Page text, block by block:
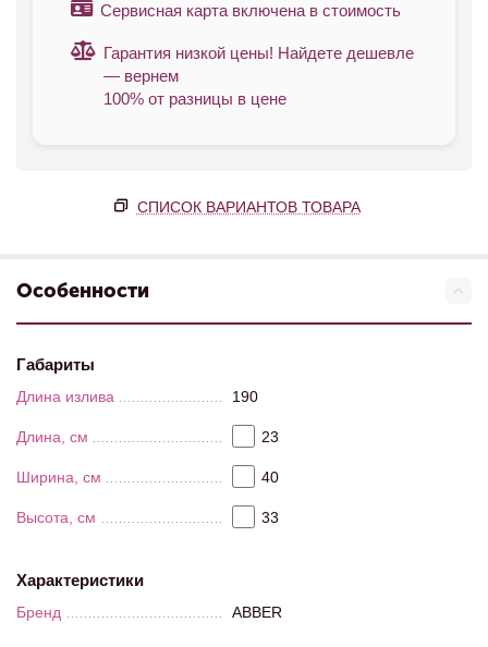
Сервисная карта включена в стоимость
Гарантия низкой цены! Найдете дешевле
— вернем
100% от разницы в цене
СПИСОК ВАРИАНТОВ ТОВАРА
Особенности
Габариты
Длина излива 190
Длина, см 23
Ширина, см 40
Высота, см 33
Характеристики
Бренд ABBER